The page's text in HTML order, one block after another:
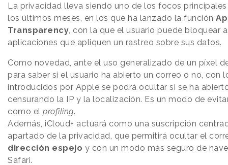
La privacidad lleva siendo uno de los focos
los últimos meses, en los que ha lanzado la función
Transparency , con la que el usuario puede bloquear
aplicaciones que apliquen un rastreo sobre sus datos.
Como novedad, ante el uso generalizado de un píxel
para saber si el usuario ha abierto un correo o no, con
introducidos por Apple se podrá ocultar si se ha
censurando la IP y la localización. Es un modo de
como el profiling.
Además, iCloud+ actuará como una suscripción
apartado de la privacidad, que permitirá ocultar el
dirección espejo y con un modo más seguro de
Safari.